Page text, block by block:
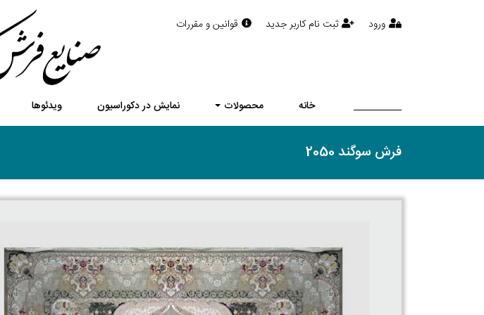
ورود ثبت نام کاربر جدید قوانین و مقررات
خانه محصولات نمایش در دکوراسیون ویدئوها
فرش سوگند 2050